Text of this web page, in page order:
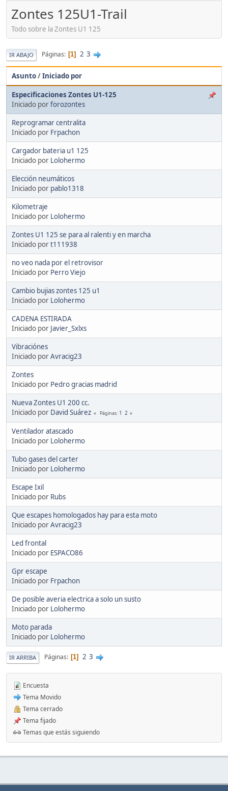
Zontes 125U1-Trail
Todo sobre la Zontes U1 125
IR ABAJO Páginas 1 2 3
Asunto/Iniciado por
Especificaciones Zontes U1-125
Iniciado porforozontes
Reprogramar centralita
Iniciado por Frpachon
Cargador bateria u1 125
Iniciado por Lolohermo
Elección neumáticos
Iniciado por pablo1318
Kilometraje
Iniciado por Lolohermo
Zontes U1 125 se para al ralenti y en marcha
Iniciado port111938
no veo nada por el retrovisor
Iniciado por Perro Viejo
Cambio bujias zontes 125 u1
Iniciado por Lolohermo
CADENA ESTIRADA
Iniciado por Javier_Sxlxs
Vibraciónes
Iniciado porAvracig23
Zontes
Iniciado por Pedro gracias madrid
Nueva Zontes U1 200 cc.
Iniciado por David Suárez Páginas 1 2
Ventilador atascado
Iniciado por Lolohermo
Tubo gases del carter
Iniciado por Lolohermo
Escape Ixil
Iniciado por Rubs
Que escapes homologados hay para esta moto
Iniciado porAvracig23
Led frontal
Iniciado por ESPACO86
Gpr escape
Iniciado por Frpachon
De posible averia electrica a solo un susto
Iniciado por Lolohermo
Moto parada
Iniciado por Lolohermo
IR ARRIBA Páginas 1 2 3
Encuesta
Tema Movido
Tema cerrado
Tema fijado
Temas que estás siguiendo